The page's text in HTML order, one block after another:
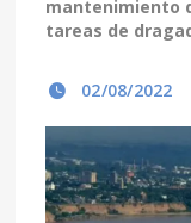
mantenimiento
tareas de
02/08/2022